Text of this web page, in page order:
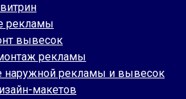
рекламы
вывесок
рекламы
наружной рекламы и вывесок
макетов